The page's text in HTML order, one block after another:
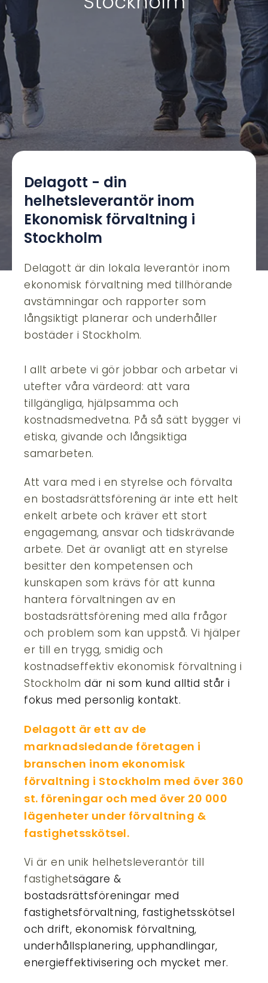
Delagott - din
helhetsleverantör inom
Ekonomisk förvaltning i
Stockholm
Delagott är din lokala leverantör inom
ekonomisk förvaltning med tillhörande
avstämningar och rapporter som
långsiktigt planerar och underhåller
bostäder i Stockholm.
I allt arbete vi gör jobbar och arbetar vi
utefter våra värdeord: att vara
tillgängliga, hjälpsamma och
kostnadsmedvetna. På så sätt bygger vi
etiska, givande och långsiktiga
samarbeten.
Att vara med i en styrelse och förvalta
en bostadsrättsförening är inte ett helt
enkelt arbete och kräver ett stort
engagemang, ansvar och tidskrävande
arbete. Det är ovanligt att en styrelse
besitter den kompetensen och
kunskapen som krävs för att kunna
hantera förvaltningen av en
bostadsrättsförening med alla frågor
och problem som kan uppstå. Vi hjälper
er till en trygg, smidig och
kostnadseffektiv ekonomisk förvaltning i
Stockholm där ni som kund alltid står i
fokus med personlig kontakt.
Delagott är ett av de
marknadsledande företagen i
branschen inom ekonomisk
förvaltning i Stockholm med över 360
st. föreningar och med över 20 000
lägenheter under förvaltning &
fastighetsskötsel.
Vi är en unik helhetsleverantör till
fastighetsägare &
bostadsrättsföreningar med
fastighetsförvaltning, fastighetsskötsel
och drift, ekonomisk förvaltning,
underhållsplanering, upphandlingar,
energieffektivisering och mycket mer.